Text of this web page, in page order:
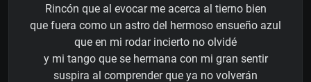
Rincón que al evocar me acerca al tierno bien
que fuera como un astro del hermoso ensueño azul
que en mi rodar incierto no olvidé
y mi tango que se hermana con mi gran sentir
suspira al comprender que ya no volverán